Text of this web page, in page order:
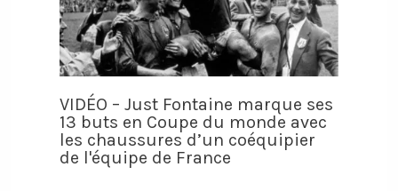
VIDÉO – Just Fontaine marque ses
13 buts en Coupe du monde avec
les chaussures d’un coéquipier
de l'équipe de France